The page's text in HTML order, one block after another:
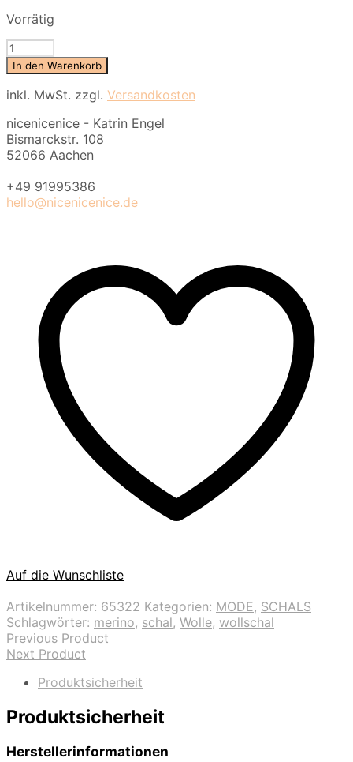
Vorrätig
nice
Merino
Schal
stripes
No
25
Menge
In den Warenkorb
inkl. MwSt. zzgl. Versandkosten
nicenicenice - Katrin Engel
Bismarckstr. 108
52066 Aachen
+49 91995386
hello@nicenicenice.de
Auf die Wunschliste
Artikelnummer: 65322 Kategorien: MODE, SCHALS
Schlagwörter: merino, schal, Wolle, wollschal
Previous Product
Next Product
Produktsicherheit
Produktsicherheit
Herstellerinformationen